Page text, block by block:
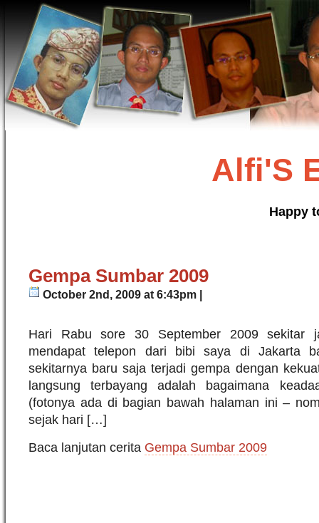
Alfi'S
Happy
Gempa Sumbar 2009
October 2nd, 2009 at 6:43pm |
Hari Rabu sore 30 September 2009 sekitar
mendapat telepon dari bibi saya di Jakarta
sekitarnya baru saja terjadi gempa dengan
langsung terbayang adalah bagaimana
(fotonya ada di bagian bawah halaman ini –
sejak hari […]
Baca lanjutan cerita Gempa Sumbar 2009